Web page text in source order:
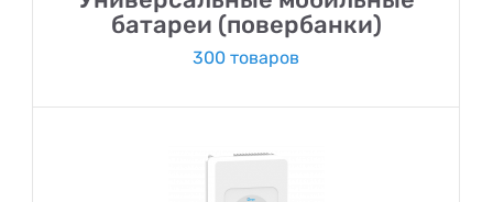
батареи (повербанки)
300 товаров